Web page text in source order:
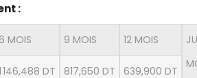
:
6 MOIS
146,488 DT
9 MOIS
817,650 DT
12 MOIS
639,900 DT